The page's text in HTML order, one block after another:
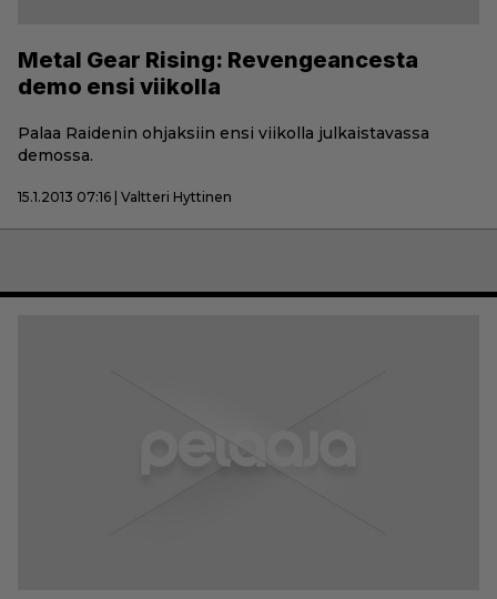
Metal Gear Rising: Revengeancesta
demo ensi viikolla
Palaa Raidenin ohjaksiin ensi viikolla julkaistavassa
demossa.
15.1.2013 07:16 | Valtteri Hyttinen